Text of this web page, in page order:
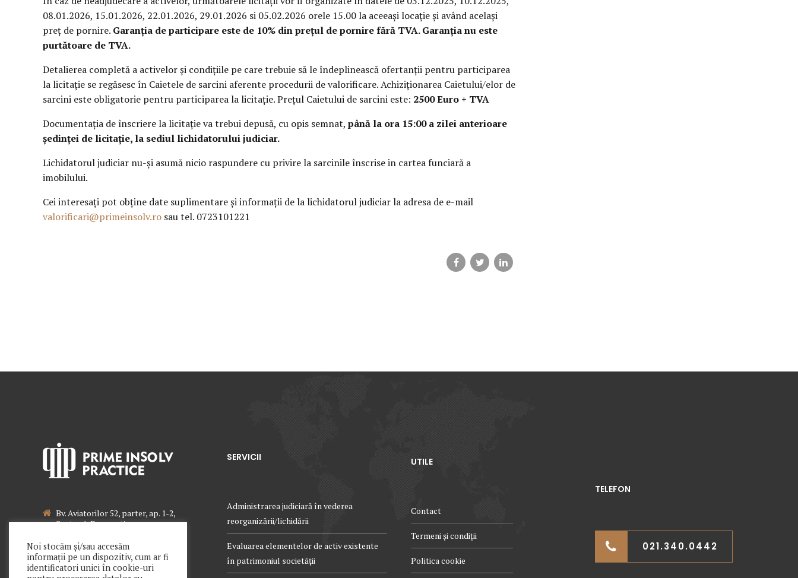
08.01.2026, 15.01.2026, 22.01.2026, 29.01.2026 si 05.02.2026 orele 15.00 la aceeași locație și având acelaşi
preţ de pornire. Garanția de participare este de 10% din prețul de pornire fără TVA. Garanția nu este
purtătoare de TVA.
Detalierea completă a activelor şi condiţiile pe care trebuie să le îndeplinească ofertanţii pentru participarea
la licitaţie se regăsesc în Caietele de sarcini aferente procedurii de valorificare. Achiziţionarea Caietului/elor de
sarcini este obligatorie pentru participarea la licitație. Preţul Caietului de sarcini este: 2500 Euro + TVA
Documentaţia de înscriere la licitaţie va trebui depusă, cu opis semnat, până la ora 15:00 a zilei anterioare
ședinței de licitație, la sediul lichidatorului judiciar.
Lichidatorul judiciar nu-şi asumă nicio raspundere cu privire la sarcinile înscrise in cartea funciară a
imobilului.
Cei interesaţi pot obţine date suplimentare şi informaţii de la lichidatorul judiciar la adresa de e-mail
valorificari@primeinsolv.ro sau tel. 0723101221
Bv. Aviatorilor 52, parter, ap. 1-2,
Sector 1, Bucuresti
021 340 0442
office@primeinsolv.ro
SERVICII
Administrarea judiciară în vederea
reorganizării/lichidării
Evaluarea elementelor de activ existente
în patrimoniul societății
UTILE
Contact
Termeni și condiții
Politica cookie
TELEFON
021.340.0442
Noi stocăm și/sau accesăm
informații pe un dispozitiv, cum ar fi
identificatori unici în cookie-uri